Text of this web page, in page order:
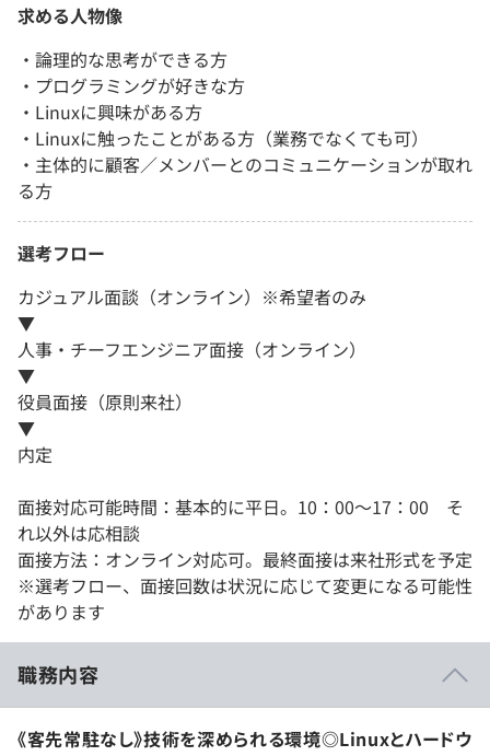
求める人物像
・論理的な思考ができる方
・プログラミングが好きな方
・Linuxに興味がある方
・Linuxに触ったことがある方（業務でなくても可）
・主体的に顧客／メンバーとのコミュニケーションが取れ
る方
選考フロー
カジュアル面談（オンライン）※希望者のみ
▼
人事・チーフエンジニア面接（オンライン）
▼
役員面接（原則来社）
▼
内定
面接対応可能時間：基本的に平日。10：00～17：00 そ
れ以外は応相談
面接方法：オンライン対応可。最終面接は来社形式を予定
※選考フロー、面接回数は状況に応じて変更になる可能性
があります
職務内容
《客先常駐なし》技術を深められる環境◎Linuxとハードウ